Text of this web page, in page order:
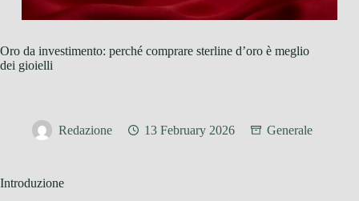
Oro da investimento: perché comprare sterline d’oro è meglio
dei gioielli
Redazione 13 February 2026 Generale
Introduzione